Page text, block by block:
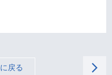
戻る arrow_forward_ios